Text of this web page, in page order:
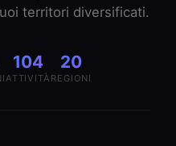
territori diversificati.
104
ATTIVITÀ
20
REGIONI